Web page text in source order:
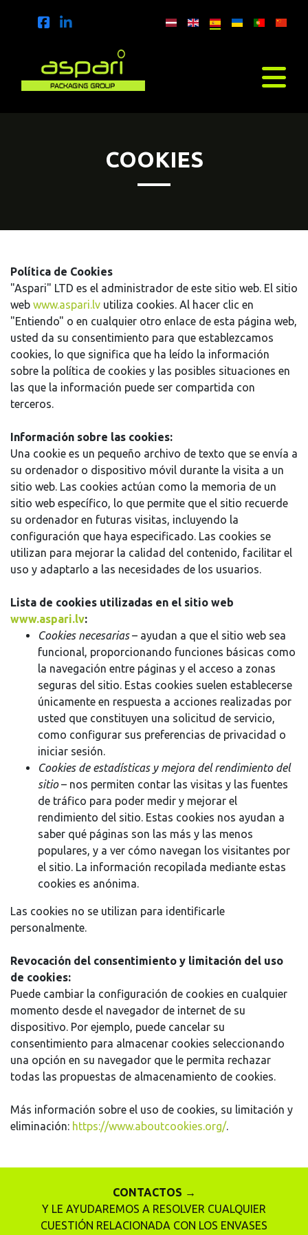
COOKIES
Política de Cookies
"Aspari" LTD es el administrador de este sitio web. El sitio
web www.aspari.lv utiliza cookies. Al hacer clic en
"Entiendo" o en cualquier otro enlace de esta página web,
usted da su consentimiento para que establezcamos
cookies, lo que significa que ha leído la información
sobre la política de cookies y las posibles situaciones en
las que la información puede ser compartida con
terceros.
Información sobre las cookies:
Una cookie es un pequeño archivo de texto que se envía a
su ordenador o dispositivo móvil durante la visita a un
sitio web. Las cookies actúan como la memoria de un
sitio web específico, lo que permite que el sitio recuerde
su ordenador en futuras visitas, incluyendo la
configuración que haya especificado. Las cookies se
utilizan para mejorar la calidad del contenido, facilitar el
uso y adaptarlo a las necesidades de los usuarios.
Lista de cookies utilizadas en el sitio web
www.aspari.lv:
Cookies necesarias– ayudan a que el sitio web sea
funcional, proporcionando funciones básicas como
la navegación entre páginas y el acceso a zonas
seguras del sitio. Estas cookies suelen establecerse
únicamente en respuesta a acciones realizadas por
usted que constituyen una solicitud de servicio,
como configurar sus preferencias de privacidad o
iniciar sesión.
Cookies de estadísticas y mejora del rendimiento del
sitio– nos permiten contar las visitas y las fuentes
de tráfico para poder medir y mejorar el
rendimiento del sitio. Estas cookies nos ayudan a
saber qué páginas son las más y las menos
populares, y a ver cómo navegan los visitantes por
el sitio. La información recopilada mediante estas
cookies es anónima.
Las cookies no se utilizan para identificarle
personalmente.
Revocación del consentimiento y limitación del uso
de cookies:
Puede cambiar la configuración de cookies en cualquier
momento desde el navegador de internet de su
dispositivo. Por ejemplo, puede cancelar su
consentimiento para almacenar cookies seleccionando
una opción en su navegador que le permita rechazar
todas las propuestas de almacenamiento de cookies.
Más información sobre el uso de cookies, su limitación y
eliminación: https://www.aboutcookies.org/.
CONTACTOS →
Y LE AYUDAREMOS A RESOLVER CUALQUIER
CUESTIÓN RELACIONADA CON LOS ENVASES